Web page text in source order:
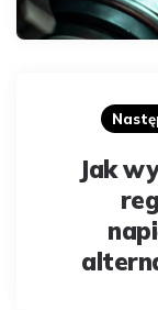
Jak